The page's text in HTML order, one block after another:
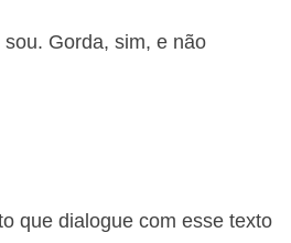
Gorda, sim, e não
que dialogue com esse texto